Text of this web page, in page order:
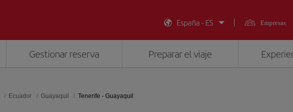
España - ES
Empresas
Gestionar reserva Preparar el viaje
Ecuador Guayaquil Tenerife - Guayaquil